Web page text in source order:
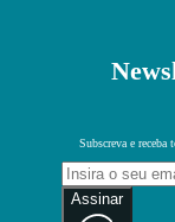
Subscreva e receba
Assinar